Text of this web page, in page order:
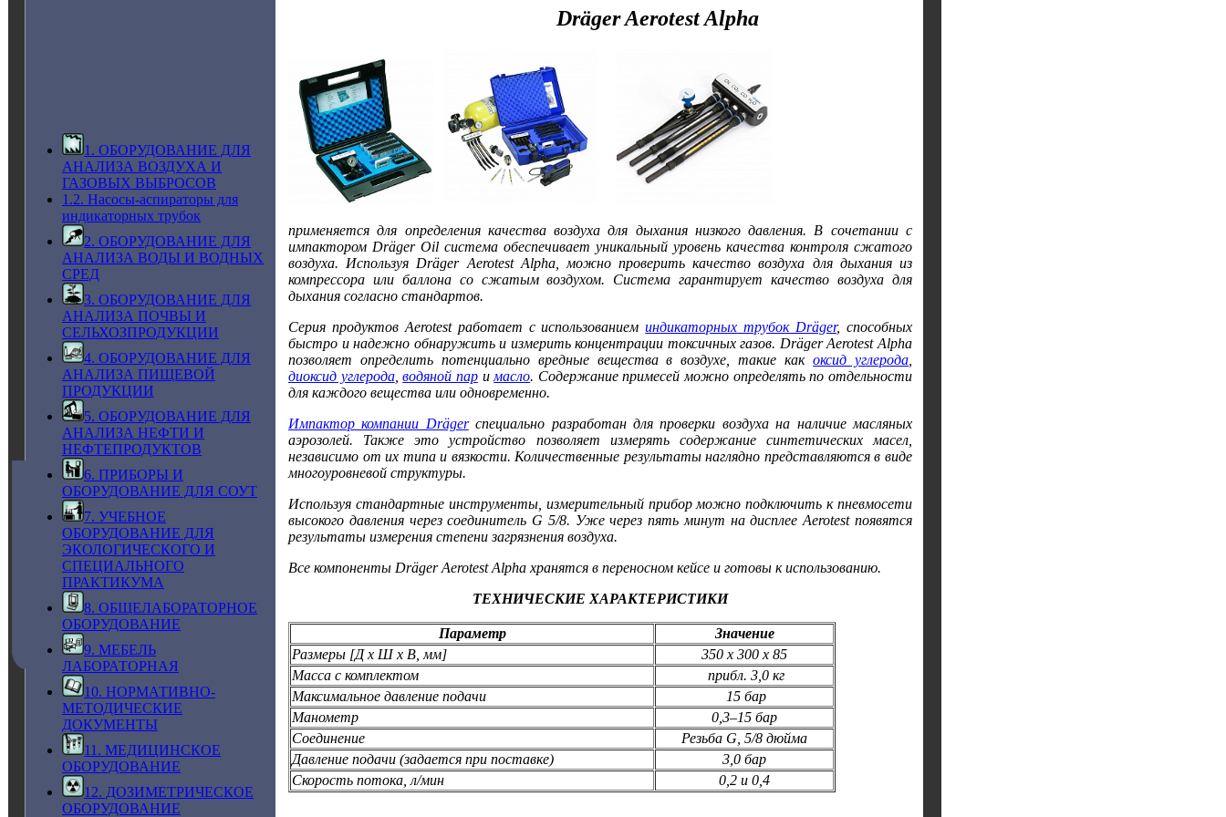
1. ОБОРУДОВАНИЕ ДЛЯ
АНАЛИЗА ВОЗДУХА И
ГАЗОВЫХ ВЫБРОСОВ
1.2. Насосы-аспираторы для
индикаторных трубок
2. ОБОРУДОВАНИЕ ДЛЯ
АНАЛИЗА ВОДЫ И ВОДНЫХ
СРЕД
3. ОБОРУДОВАНИЕ ДЛЯ
АНАЛИЗА ПОЧВЫ И
СЕЛЬХОЗПРОДУКЦИИ
4. ОБОРУДОВАНИЕ ДЛЯ
АНАЛИЗА ПИЩЕВОЙ
ПРОДУКЦИИ
5. ОБОРУДОВАНИЕ ДЛЯ
АНАЛИЗА НЕФТИ И
НЕФТЕПРОДУКТОВ
6. ПРИБОРЫ И
ОБОРУДОВАНИЕ ДЛЯ СОУТ
7. УЧЕБНОЕ
ОБОРУДОВАНИЕ ДЛЯ
ЭКОЛОГИЧЕСКОГО И
СПЕЦИАЛЬНОГО
ПРАКТИКУМА
8. ОБЩЕЛАБОРАТОРНОЕ
ОБОРУДОВАНИЕ
9. МЕБЕЛЬ
ЛАБОРАТОРНАЯ
10. НОРМАТИВНО-
МЕТОДИЧЕСКИЕ
ДОКУМЕНТЫ
11. МЕДИЦИНСКОЕ
ОБОРУДОВАНИЕ
12. ДОЗИМЕТРИЧЕСКОЕ
ОБОРУДОВАНИЕ
Dräger Aerotest Alpha
применяется для определения качества воздуха для дыхания низкого давления. В сочетании с
импактором Dräger Oil система обеспечивает уникальный уровень качества контроля сжатого
воздуха. Используя Dräger Aerotest Alpha, можно проверить качество воздуха для дыхания из
компрессора или баллона со сжатым воздухом. Система гарантирует качество воздуха для
дыхания согласно стандартов.
Серия продуктов Aerotest работает с использованиеминдикаторных трубок Dräger, способных
быстро и надежно обнаружить и измерить концентрации токсичных газов. Dräger Aerotest Alpha
позволяет определить потенциально вредные вещества в воздухе, такие какоксид углерода
диоксид углерода,водяной пари масло. Содержание примесей можно определять по отдельности
для каждого вещества или одновременно.
Импактор компании Drägerспециально разработан для проверки воздуха на наличие масляных
аэрозолей. Также это устройство позволяет измерять содержание синтетических масел,
независимо от их типа и вязкости. Количественные результаты наглядно представляются в виде
многоуровневой структуры.
Используя стандартные инструменты, измерительный прибор можно подключить к пневмосети
высокого давления через соединитель G 5/8. Уже через пять минут на дисплее Aerotest появятся
результаты измерения степени загрязнения воздуха.
Все компоненты Dräger Aerotest Alpha хранятся в переносном кейсе и готовы к использованию.
ТЕХНИЧЕСКИЕ ХАРАКТЕРИСТИКИ
Параметр
Значение
Размеры [Д x Ш x В, мм]
350 x 300 x 85
Масса с комплектом
прибл. 3,0 кг
Максимальное давление подачи
15 бар
Манометр
0,3‒15 бар
Соединение
Резьба G, 5/8 дюйма
Давление подачи (задается при поставке)
3,0 бар
Скорость потока, л/мин
0,2 и 0,4